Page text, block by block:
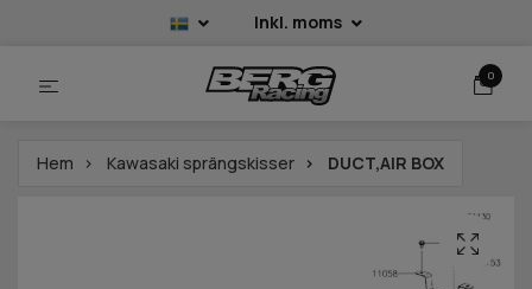
Inkl. moms
0
Hem Kawasaki sprängskisser DUCT,AIR BOX